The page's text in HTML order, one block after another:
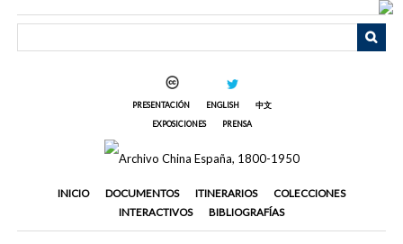
PRESENTACIÓN ENGLISH
中文
EXPOSICIONES
PRENSA
INICIO DOCUMENTOS ITINERARIOS
COLECCIONES
INTERACTIVOS
BIBLIOGRAFÍAS